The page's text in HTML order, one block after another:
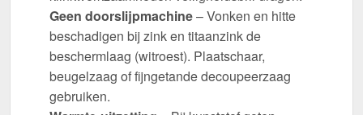
Geen doorslijpmachine– Vonken en hitte
beschadigen bij zink en titaanzink de
beschermlaag (witroest). Plaatschaar,
beugelzaag of fijngetande decoupeerzaag
gebruiken.